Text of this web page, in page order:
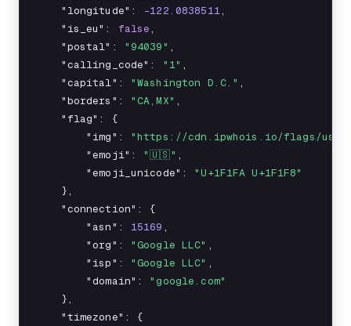
    "longitude":
-122.0838511,
    "is_eu":
false,
    "postal":
"94039" ,
    "calling_code":
"1" ,
    "capital":
"Washington D.C." ,
    "borders":
"CA,MX" ,
    "flag": {
        "img":
"https://cdn.ipwhois.io/flags/
        "emoji":
"🇺🇸" ,
        "emoji_unicode":
"U+1F1FA U+1F1F8"
    },
    "connection": {
        "asn":
15169 ,
        "org":
"Google LLC" ,
        "isp":
"Google LLC" ,
        "domain":
"google.com"
    },
    "timezone": {